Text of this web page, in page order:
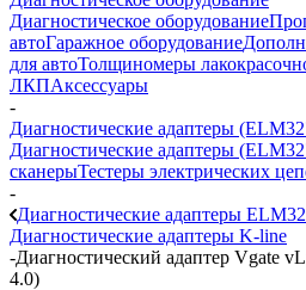
Диагностическое оборудование
автоГаражное оборудование
для автоТолщиномеры
ЛКПАксессуары
-
Диагностические адаптеры
Диагностические адаптеры
сканерыТестеры электрических
-
Диагностические адаптеры
Диагностические адаптеры K-line
-Диагностический адаптер Vgate
4.0)